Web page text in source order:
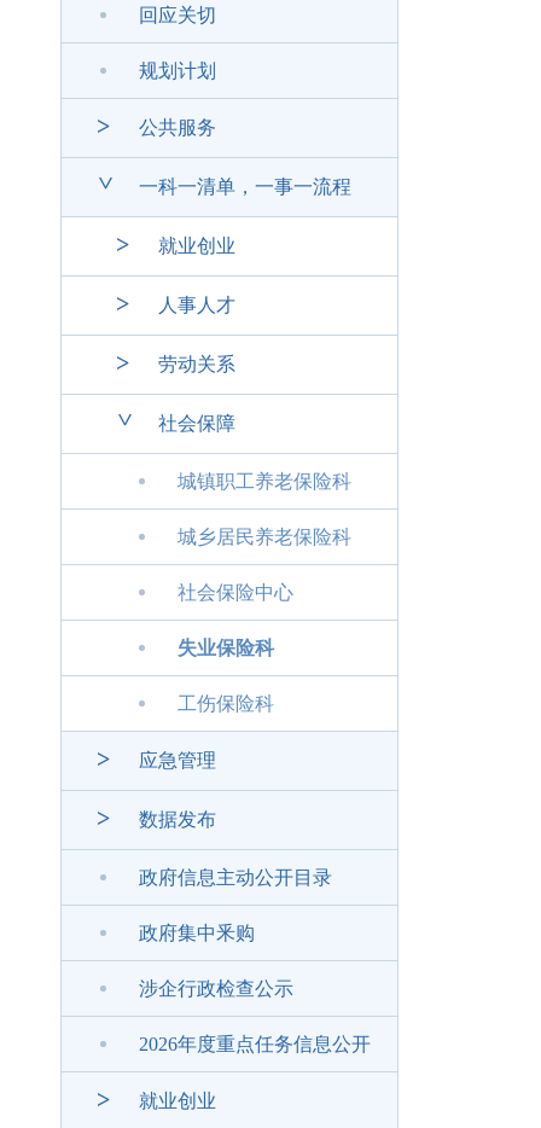
回应关切
规划计划
> 公共服务
> 一科一清单，一事一流程
> 就业创业
> 人事人才
> 劳动关系
> 社会保障
城镇职工养老保险科
城乡居民养老保险科
社会保险中心
失业保险科
工伤保险科
> 应急管理
> 数据发布
政府信息主动公开目录
政府集中釆购
涉企行政检查公示
2026年度重点任务信息公开
> 就业创业